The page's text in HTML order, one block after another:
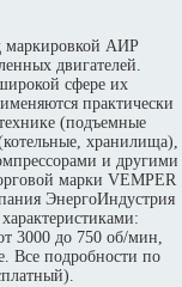
маркировкой АИР
двигателей.
сфере их
практически
(подъемные
хранилища),
и другими
марки VEMPER
ЭнергоИндустрия
3000 до 750 об/мин,
Все подробности по